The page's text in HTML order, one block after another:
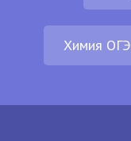
Химия ОГЭ